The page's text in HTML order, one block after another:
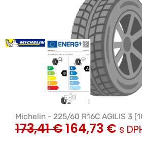
Michelin - 225/60 R16C AGILIS 3
173,41€164,73 € s